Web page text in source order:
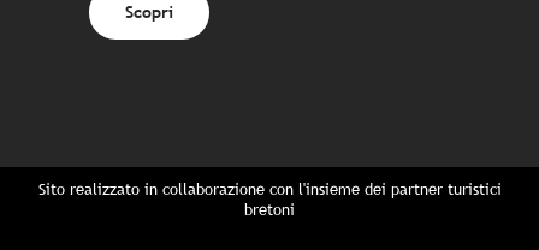
Scopri
Sito realizzato in collaborazione con l'insieme dei partner turistici
bretoni